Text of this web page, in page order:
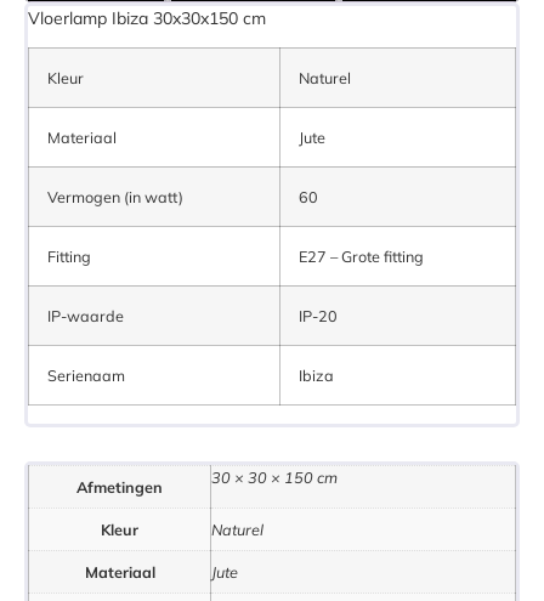
Vloerlamp Ibiza 30x30x150 cm
Kleur Naturel
Materiaal Jute
Vermogen (in watt) 60
Fitting E27 – Grote fitting
IP-waarde IP-20
Serienaam Ibiza
Afmetingen 30 × 30 × 150 cm
Kleur Naturel
Materiaal Jute